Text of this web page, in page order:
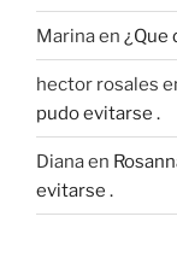
Marinaen ¿Que
hector rosales
pudo evitarse .
Dianaen
evitarse .